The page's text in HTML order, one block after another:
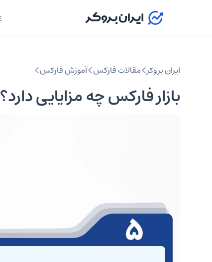
ایران بروکر مقالات فارکس آموزش فارکس
بازار فارکس چه مزایایی دارد؟